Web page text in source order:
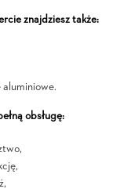
znajdziesz także:
aluminiowe.
obsługę: